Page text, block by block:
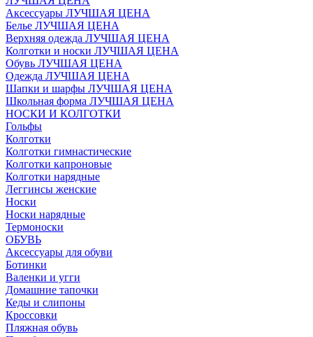
Аксессуары ЛУЧШАЯ ЦЕНА
Белье ЛУЧШАЯ ЦЕНА
Верхняя одежда ЛУЧШАЯ ЦЕНА
Колготки и носки ЛУЧШАЯ ЦЕНА
Обувь ЛУЧШАЯ ЦЕНА
Одежда ЛУЧШАЯ ЦЕНА
Шапки и шарфы ЛУЧШАЯ ЦЕНА
Школьная форма ЛУЧШАЯ ЦЕНА
НОСКИ И КОЛГОТКИ
Гольфы
Колготки
Колготки гимнастические
Колготки капроновые
Колготки нарядные
Леггинсы женские
Носки
Носки нарядные
Термоноски
ОБУВЬ
Аксессуары для обуви
Ботинки
Валенки и угги
Домашние тапочки
Кеды и слипоны
Кроссовки
Пляжная обувь